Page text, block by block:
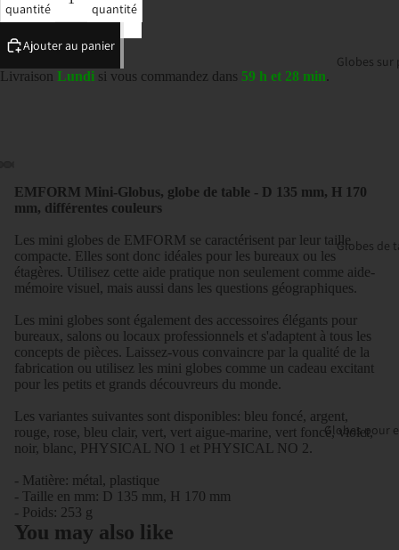
Globes sur
Globes de
Globes pour
quantité
quantité
Ajouter au panier
Livraison Lundi si vous commandez dans 59 h et 28 min.
EMFORM Mini-Globus, globe de table - D 135 mm, H 170
mm, différentes couleurs
Les mini globes de EMFORM se caractérisent par leur taille
compacte. Elles sont donc idéales pour les bureaux ou les
étagères. Utilisez cette aide pratique non seulement comme aide-
mémoire visuel, mais aussi dans les questions géographiques.
Les mini globes sont également des accessoires élégants pour
bureaux, salons ou locaux professionnels et s'adaptent à tous les
concepts de pièces. Laissez-vous convaincre par la qualité de la
fabrication ou utilisez les mini globes comme un cadeau excitant
pour les petits et grands découvreurs du monde.
Les variantes suivantes sont disponibles: bleu foncé, argent,
rouge, rose, bleu clair, vert, vert aigue-marine, vert foncé, violet,
noir, blanc, PHYSICAL NO 1 et PHYSICAL NO 2.
- Matière: métal, plastique
- Taille en mm: D 135 mm, H 170 mm
- Poids: 253 g
You may also like